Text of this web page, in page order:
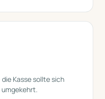
Kasse sollte sich
umgekehrt.